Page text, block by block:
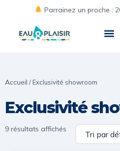
Parrainez un proche :
Accueil / Exclusivité showroom
Exclusivité
9 résultats affichés